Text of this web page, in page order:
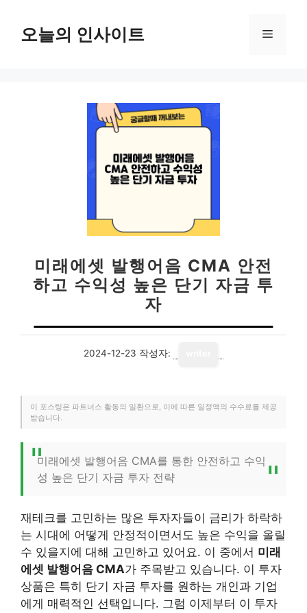
오늘의 인사이트 메
미래에셋 발행어음 CMA 안전
하고 수익성 높은 단기 자금 투
자
2024-12-23 작성자:
이 포스팅은 파트너스 활동의 일환으로, 이에 따른 일정액의 수수료를 제공
받습니다.
미래에셋 발행어음 CMA를 통한 안전하고 수익
성 높은 단기 자금 투자 전략
재테크를 고민하는 많은 투자자들이 금리가 하락하
는 시대에 어떻게 안정적이면서도 높은 수익을 올릴
수 있을지에 대해 고민하고 있어요. 이 중에서 미래
에셋 발행어음 CMA가 주목받고 있습니다. 이 투자
상품은 특히 단기 자금 투자를 원하는 개인과 기업
에게 매력적인 선택입니다. 그럼 이제부터 이 투자